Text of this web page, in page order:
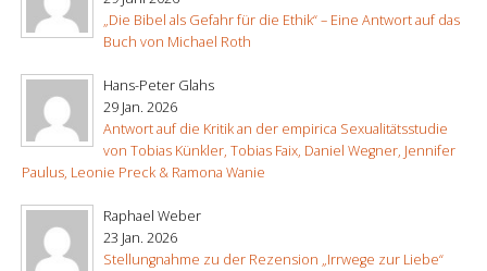
„Die Bibel als Gefahr für die Ethik“ – Eine Antwort auf das
Buch von Michael Roth
Hans-Peter Glahs
29 Jan. 2026
Antwort auf die Kritik an der empirica Sexualitätsstudie
von Tobias Künkler, Tobias Faix, Daniel Wegner, Jennifer
Paulus, Leonie Preck & Ramona Wanie
Raphael Weber
23 Jan. 2026
Stellungnahme zu der Rezension „Irrwege zur Liebe“